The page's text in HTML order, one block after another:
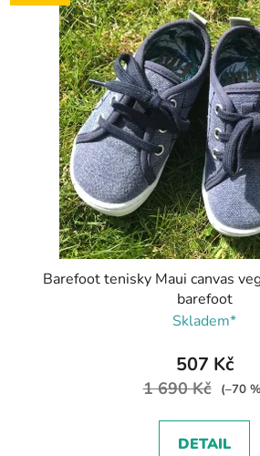
Barefoot tenisky Maui canvas
barefoot
Skladem*
507 Kč
1 690 Kč (–70
DETAIL